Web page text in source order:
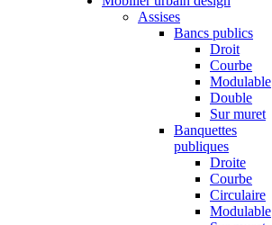
Assises
Bancs publics
Droit
Courbe
Modulable
Double
Sur muret
Banquettes
publiques
Droite
Courbe
Circulaire
Modulable